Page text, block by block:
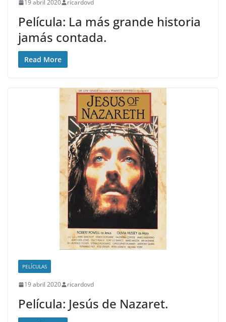
19 abril 2020 ricardovd
Película: La más grande historia
jamás contada.
Read More
PELÍCULAS
19 abril 2020 ricardovd
Película: Jesús de Nazaret.